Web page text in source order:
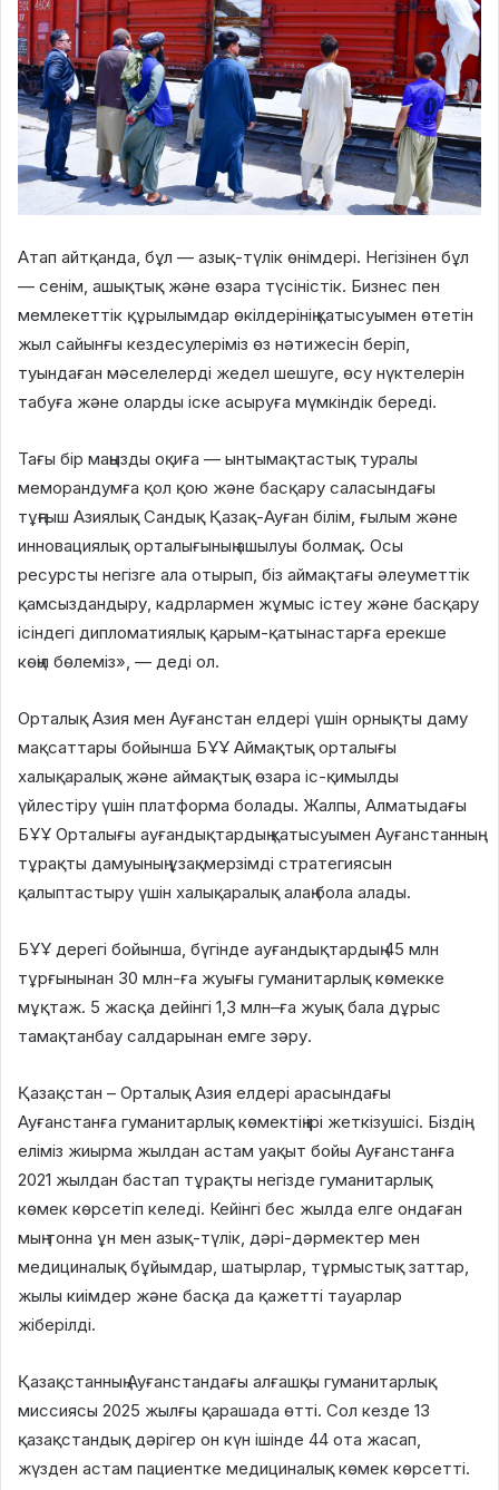
Атап айтқанда, бұл — азық-түлік өнімдері. Негізінен бұл
— сенім, ашықтық және өзара түсіністік. Бизнес пен
мемлекеттік құрылымдар өкілдерінің қатысуымен өтетін
жыл сайынғы кездесулеріміз өз нәтижесін беріп,
туындаған мәселелерді жедел шешуге, өсу нүктелерін
табуға және оларды іске асыруға мүмкіндік береді.
Тағы бір маңызды оқиға — ынтымақтастық туралы
меморандумға қол қою және басқару саласындағы
тұңғыш Азиялық Сандық Қазақ-Ауған білім, ғылым және
инновациялық орталығының ашылуы болмақ. Осы
ресурсты негізге ала отырып, біз аймақтағы әлеуметтік
қамсыздандыру, кадрлармен жұмыс істеу және басқару
ісіндегі дипломатиялық қарым-қатынастарға ерекше
көңіл бөлеміз», — деді ол.
Орталық Азия мен Ауғанстан елдері үшін орнықты даму
мақсаттары бойынша БҰҰ Аймақтық орталығы
халықаралық және аймақтық өзара іс-қимылды
үйлестіру үшін платформа болады. Жалпы, Алматыдағы
БҰҰ Орталығы ауғандықтардың қатысуымен Ауғанстанның
тұрақты дамуының ұзақмерзімді стратегиясын
қалыптастыру үшін халықаралық алаң бола алады.
БҰҰ дерегі бойынша, бүгінде ауғандықтардың 45 млн
тұрғынынан 30 млн-ға жуығы гуманитарлық көмекке
мұқтаж. 5 жасқа дейінгі 1,3 млн–ға жуық бала дұрыс
тамақтанбау салдарынан емге зәру.
Қазақстан – Орталық Азия елдері арасындағы
Ауғанстанға гуманитарлық көмектің ірі жеткізушісі. Біздің
еліміз жиырма жылдан астам уақыт бойы Ауғанстанға
2021 жылдан бастап тұрақты негізде гуманитарлық
көмек көрсетіп келеді. Кейінгі бес жылда елге ондаған
мың тонна ұн мен азық-түлік, дәрі-дәрмектер мен
медициналық бұйымдар, шатырлар, тұрмыстық заттар,
жылы киімдер және басқа да қажетті тауарлар
жіберілді.
Қазақстанның Ауғанстандағы алғашқы гуманитарлық
миссиясы 2025 жылғы қарашада өтті. Сол кезде 13
қазақстандық дәрігер он күн ішінде 44 ота жасап,
жүзден астам пациентке медициналық көмек көрсетті.